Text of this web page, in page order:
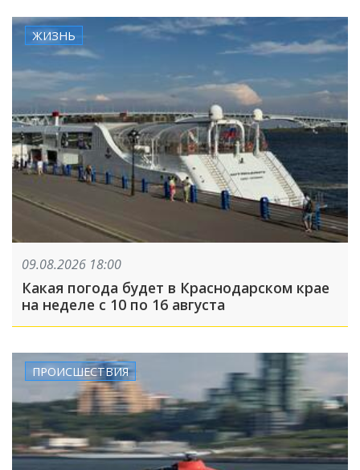
ЖИЗНЬ
09.08.2026 18:00
Какая погода будет в Краснодарском крае
на неделе с 10 по 16 августа
ПРОИСШЕСТВИЯ